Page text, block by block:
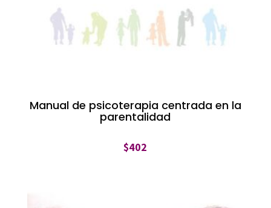
Manual de psicoterapia centrada en la
parentalidad
$402